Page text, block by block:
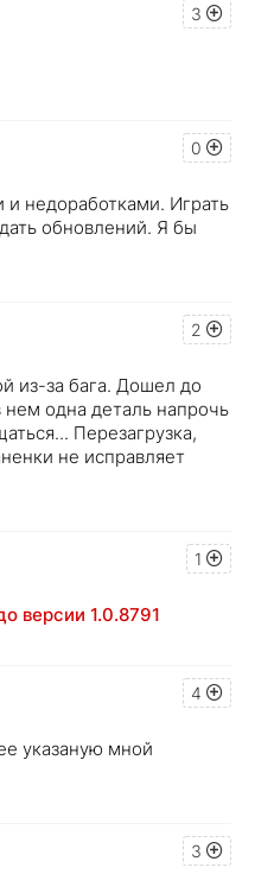
3
0
и недоработками. Играть
обновлений. Я бы
2
из-за бага. Дошел до
одна деталь напрочь
Перезагрузка,
не исправляет
1
версии 1.0.8791
4
указаную мной
3